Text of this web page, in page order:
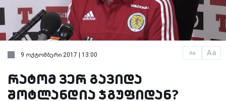
Aa Aa
9 ოქტომბერი 2017 | 13:00
რატომ ვერ გავიდა
შოტლანდია ჯგუფიდან?